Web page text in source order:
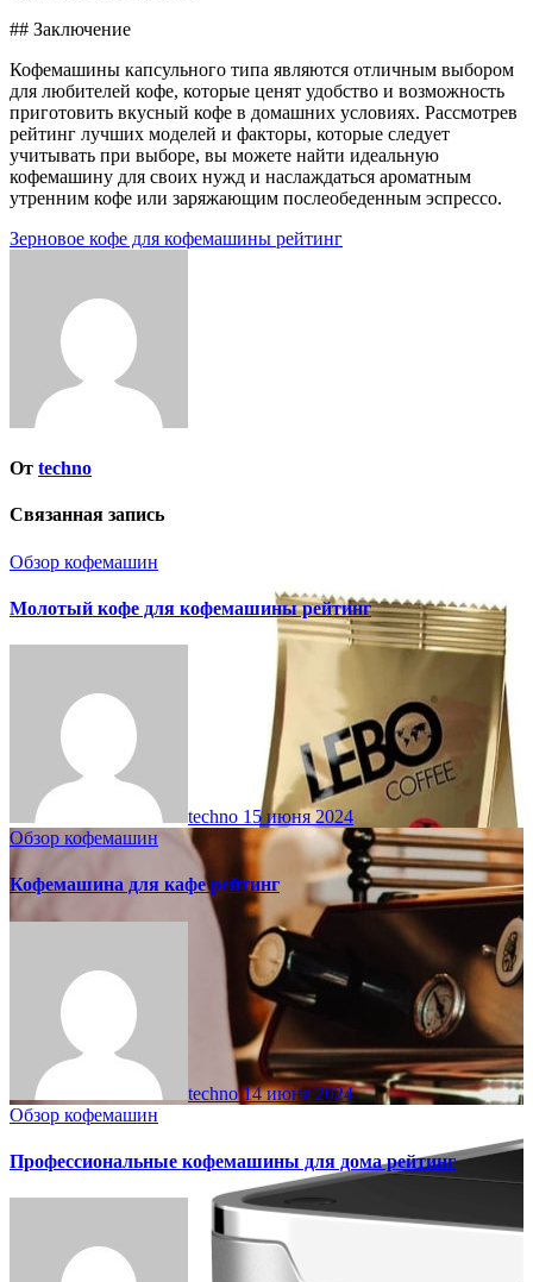
## Заключение
Кофемашины капсульного типа являются отличным выбором
для любителей кофе, которые ценят удобство и возможность
приготовить вкусный кофе в домашних условиях. Рассмотрев
рейтинг лучших моделей и факторы, которые следует
учитывать при выборе, вы можете найти идеальную
кофемашину для своих нужд и наслаждаться ароматным
утренним кофе или заряжающим послеобеденным эспрессо.
Навигация
записям
Зерновое кофе для кофемашины рейтинг
От techno
Связанная запись
Обзор кофемашин
Молотый кофе для кофемашины рейтинг
techno 15 июня 2024
Обзор кофемашин
Кофемашина для кафе рейтинг
techno14 июня 2024
Обзор кофемашин
Профессиональные кофемашины для дома рейтинг